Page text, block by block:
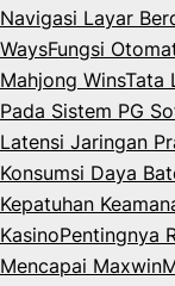
Navigasi Layar
WaysFungsi
Mahjong WinsTata
Pada Sistem PG
Latensi Jaringan
Konsumsi Daya
Kepatuhan
KasinoPentingnya
Mencapai Maxwin